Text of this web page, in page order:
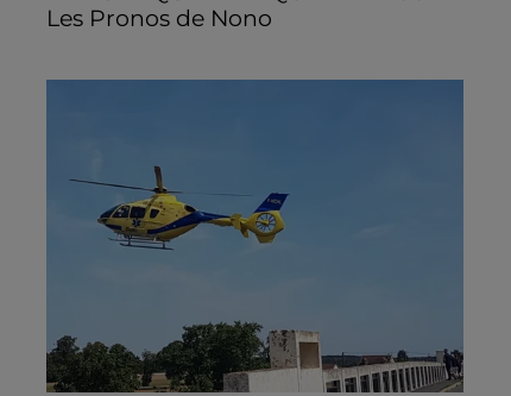
Les Pronos de Nono